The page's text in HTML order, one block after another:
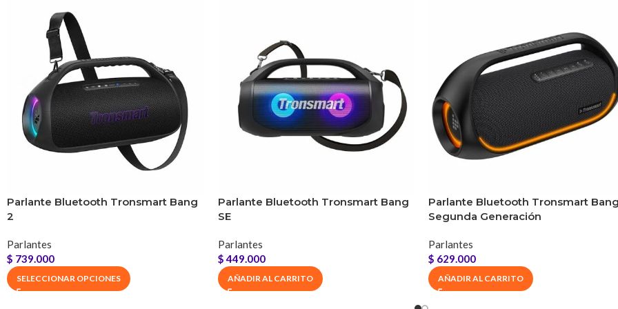
Tiempo de reproducción (varía según el nivel de volumen y el contenido de audio)
Tiempo de carga 3 horas
Rango de frecuencia 20Hz-20KHz
Modos de reproducción
Bluetooth
Auxiliar
Luces No
Dimensión del producto 169,5 x 81 x
Peso del Producto 317g/0,639lbs
Parlante Bluetooth Tronsmart Bang
2
Parlantes
$ 739.000
SELECCIONAR OPCIONES
Parlante Bluetooth Tronsmart Bang
SE
Parlantes
$449.000
AÑADIR AL CARRITO
Parlante Bluetooth Tronsmart Bang
Segunda Generación
Parlantes
$ 629.000
AÑADIR AL CARRITO